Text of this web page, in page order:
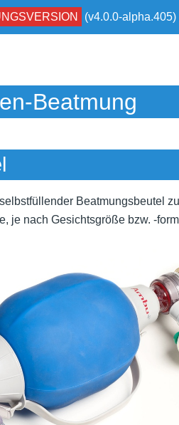
(v4.0.0-
Beatmung
Beatmungsbeutel
je nach Gesichtsgröße bzw. -